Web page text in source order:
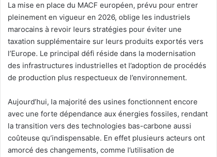
La mise en place du MACF européen, prévu pour entrer
pleinement en vigueur en 2026, oblige les industriels
marocains à revoir leurs stratégies pour éviter une
taxation supplémentaire sur leurs produits exportés vers
l’Europe. Le principal défi réside dans la modernisation
des infrastructures industrielles et l’adoption de procédés
de production plus respectueux de l’environnement.
Aujourd’hui, la majorité des usines fonctionnent encore
avec une forte dépendance aux énergies fossiles, rendant
la transition vers des technologies bas-carbone aussi
coûteuse qu’indispensable. En effet plusieurs acteurs ont
amorcé des changements, comme l’utilisation de